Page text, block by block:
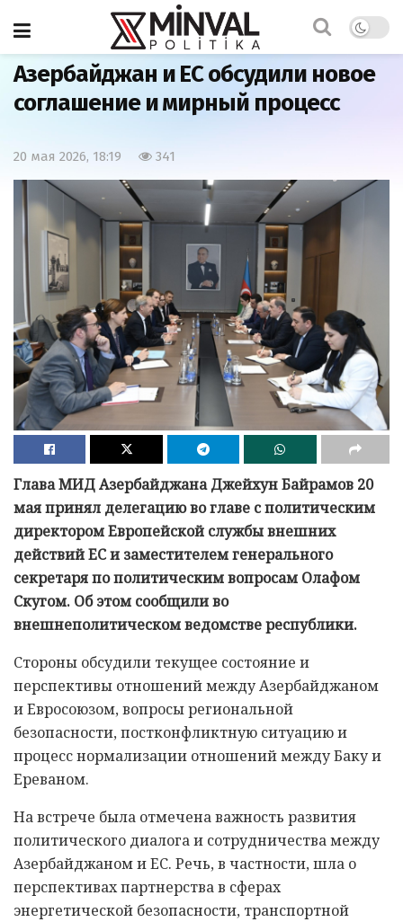
Главная Политика
Азербайджан и ЕС обсудили новое
соглашение и мирный процесс
20 мая 2026, 18:19 341
Глава МИД Азербайджана Джейхун Байрамов 20
мая принял делегацию во главе с политическим
директором Европейской службы внешних
действий ЕС и заместителем генерального
секретаря по политическим вопросам Олафом
Скугом. Об этом сообщили во
внешнеполитическом ведомстве республики.
Стороны обсудили текущее состояние и
перспективы отношений между Азербайджаном
и Евросоюзом, вопросы региональной
безопасности, постконфликтную ситуацию и
процесс нормализации отношений между Баку и
Ереваном.
На встрече была отмечена важность развития
политического диалога и сотрудничества между
Азербайджаном и ЕС. Речь, в частности, шла о
перспективах партнерства в сферах
энергетической безопасности, транспортной